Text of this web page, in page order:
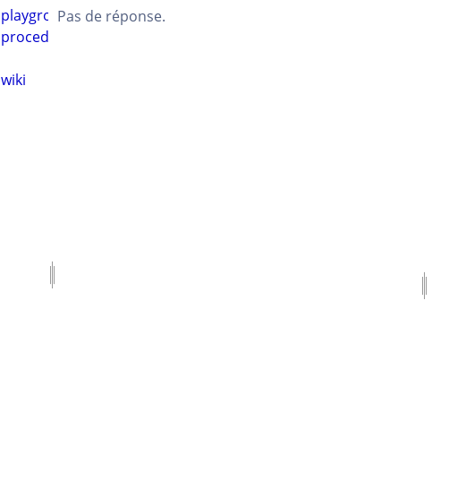
playground
procedures
wiki
Pas de réponse.